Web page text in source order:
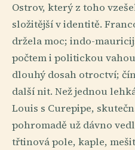
Ostrov, který z toho
složitější v identitě.
držela moc; indo-
počtem i politickou
dlouhý dosah otroctví;
další nit. Než jednou
Louis s Curepipe,
pohromadě už dávno
třtinová pole, kaple,